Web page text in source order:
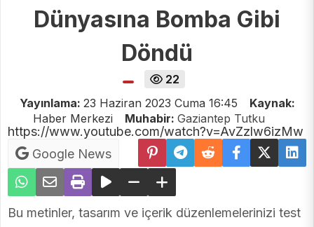
Dünyasına Bomba Gibi
Döndü
22
Yayınlama: 23 Haziran 2023 Cuma 16:45
Kaynak:
Haber Merkezi
Muhabir: Gaziantep Tutku
https://www.youtube.com/watch?v=AvZzlw6izMw
Google News
Bu metinler, tasarım ve içerik düzenlemelerinizi test